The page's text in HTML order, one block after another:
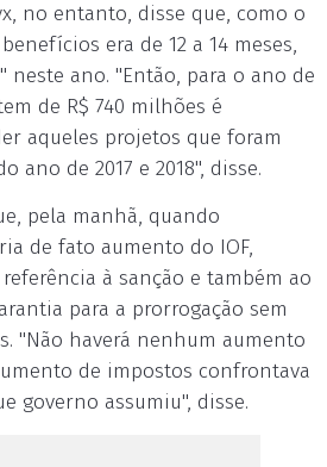
no entanto, disse que, como o
era de 12 a 14 meses,
neste ano. "Então, para o ano de
de R$ 740 milhões é
aqueles projetos que foram
ano de 2017 e 2018", disse.
pela manhã, quando
de fato aumento do IOF,
à sanção e também ao
para a prorrogação sem
"Não haverá nenhum aumento
de impostos confrontava
governo assumiu", disse.